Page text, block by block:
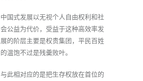
中国式发展以无视个人自由权利和社
会公益为代价，受益于这种高效率发
展的阶层主要是权贵集团，平民百姓
的温饱不过是残羹败叶。
与此相对应的是把生存权放在首位的